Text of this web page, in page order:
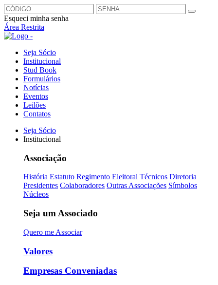
Esqueci minha senha
Área Restrita
Seja Sócio
Institucional
Stud Book
Formulários
Notícias
Eventos
Leilões
Contatos
Seja Sócio
Institucional
Associação
História Estatuto Regimento Eleitoral Técnicos Diretoria
Presidentes Colaboradores Outras Associações Símbolos
Núcleos
Seja um Associado
Quero me Associar
Valores
Empresas Conveniadas